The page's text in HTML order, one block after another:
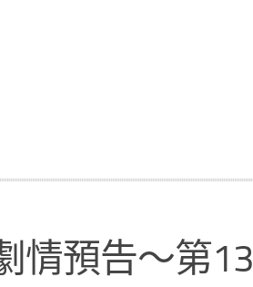
情預告～第13